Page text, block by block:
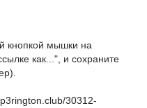
кнопкой мышки на
как...", и сохраните
30312-